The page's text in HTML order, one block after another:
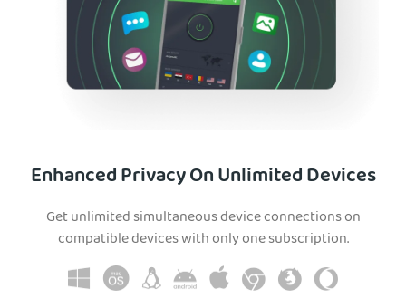
Enhanced Privacy On Unlimited Devices
Get unlimited simultaneous device connections on
compatible devices with only one subscription.